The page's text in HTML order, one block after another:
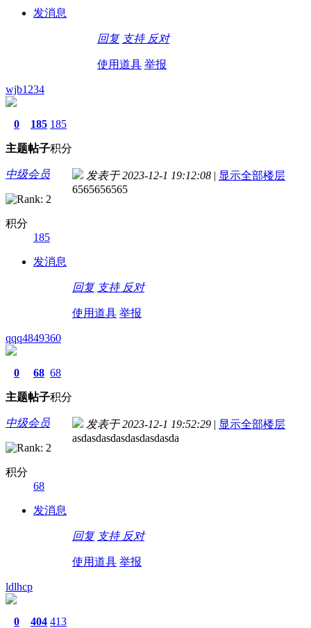
发消息
回复 支持 反对
使用道具 举报
wjb1234
0
主题
185
帖子
185
积分
中级会员
积分
185
发消息
发表于 2023-12-1 19:12:08 | 显示全部楼层
6565656565
回复 支持 反对
使用道具 举报
qqq4849360
0
主题
68
帖子
68
积分
中级会员
积分
68
发消息
发表于 2023-12-1 19:52:29 | 显示全部楼层
asdasdasdasdasdasdasda
回复 支持 反对
使用道具 举报
ldlhcp
0 404 413